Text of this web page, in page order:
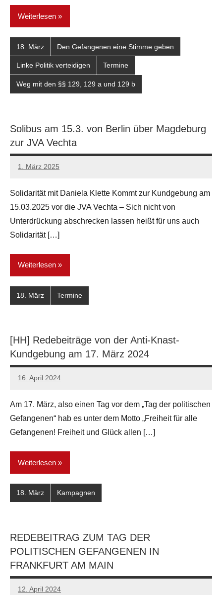
Weiterlesen
18. März Den Gefangenen eine Stimme geben
Linke Politik verteidigen Termine
Weg mit den §§ 129, 129 a und 129 b
Solibus am 15.3. von Berlin über Magdeburg
zur JVA Vechta
1. März 2025
admin
Solidarität mit Daniela Klette Kommt zur Kundgebung am
15.03.2025 vor die JVA Vechta – Sich nicht von
Unterdrückung abschrecken lassen heißt für uns auch
Solidarität […]
Weiterlesen
18. März Termine
[HH] Redebeiträge von der Anti-Knast-
Kundgebung am 17. März 2024
16. April 2024
network
Am 17. März, also einen Tag vor dem „Tag der politischen
Gefangenen“ hab es unter dem Motto „Freiheit für alle
Gefangenen! Freiheit und Glück allen […]
Weiterlesen
18. März Kampagnen
REDEBEITRAG ZUM TAG DER
POLITISCHEN GEFANGENEN IN
FRANKFURT AM MAIN
12. April 2024